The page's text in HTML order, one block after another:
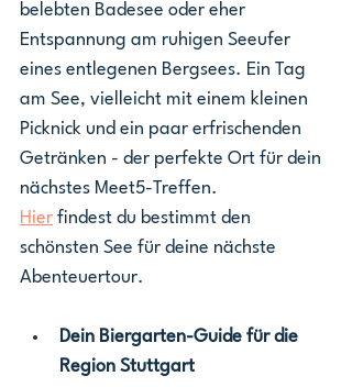
belebten Badesee oder eher
Entspannung am ruhigen Seeufer
eines entlegenen Bergsees. Ein Tag
am See, vielleicht mit einem kleinen
Picknick und ein paar erfrischenden
Getränken - der perfekte Ort für dein
nächstes Meet5-Treffen.
Hier findest du bestimmt den
schönsten See für deine nächste
Abenteuertour.
Dein Biergarten-Guide für die
Region Stuttgart